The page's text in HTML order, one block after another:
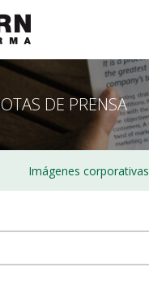
DE PRENSA
Imágenes corporativas